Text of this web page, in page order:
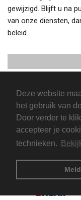
Deze website
het gebruik van
Door verder te
accepteer je
technieken.
gewijzigd. Blijft u na
van onze diensten,
beleid.
Powered by Vakstijl